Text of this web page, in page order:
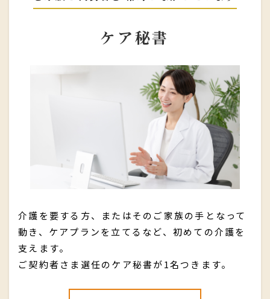
ケア秘書
介護を要する方、またはそのご家族の手となって
動き、ケアプランを立てるなど、初めての介護を
支えます。
ご契約者さま選任のケア秘書が1名つきます。